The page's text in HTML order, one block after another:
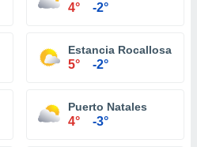
4° -2°
Estancia Rocallosa
5° -2°
Puerto Natales
4° -3°